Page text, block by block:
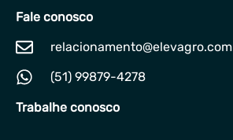
Fale conosco
relacionamento@elevagro.com
(51) 99879-4278
Trabalhe conosco